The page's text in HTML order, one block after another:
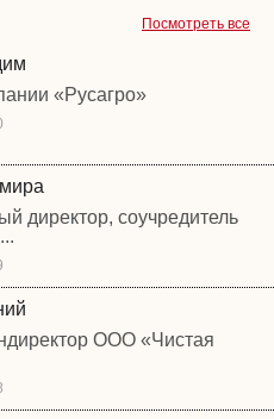
Посмотреть все
«Русагро»
директор, соучредитель
ООО «Чистая